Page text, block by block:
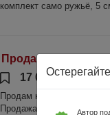
комплект само ружьё, 5
Продам мр 18 мн
17 000 руб.
Продам карабин
Продажа по лицензии.
Автор